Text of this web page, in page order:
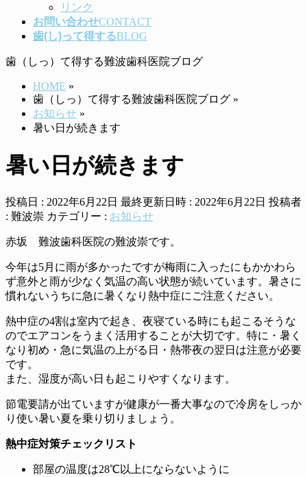
リンク
お問い合わせCONTACT
歯(し)って得するBLOG
歯（しっ）て得する難波歯科医院ブログ
HOME »
歯（しっ）て得する難波歯科医院ブログ »
お知らせ »
暑い日が続きます
暑い日が続きます
投稿日 : 2022年6月22日 最終更新日時 : 2022年6月22日 投稿者
: 難波崇 カテゴリー : お知らせ
赤坂 難波歯科医院の難波崇です。
今年は5月に雨が多かったですが梅雨に入ったにもかかわら
ず意外と雨が少なく気温の高い状態が続いています。暑さに
慣れないうちに急に暑くなり熱中症にご注意ください。
熱中症の4割は室内で起き、夜寝ている時にも起こるそうな
のでエアコンをうまく活用することが大切です。特に・暑く
なり初め・急に気温の上がる日・熱帯夜の翌日は注意が必要
です。
また、湿度が高い日も起こりやすくなります。
節電要請が出ていますが健康が一番大事なので冷房をしっか
り使い暑い夏を乗り切りましょう。
熱中症対策チェックリスト
部屋の温度は28℃以上にならないように